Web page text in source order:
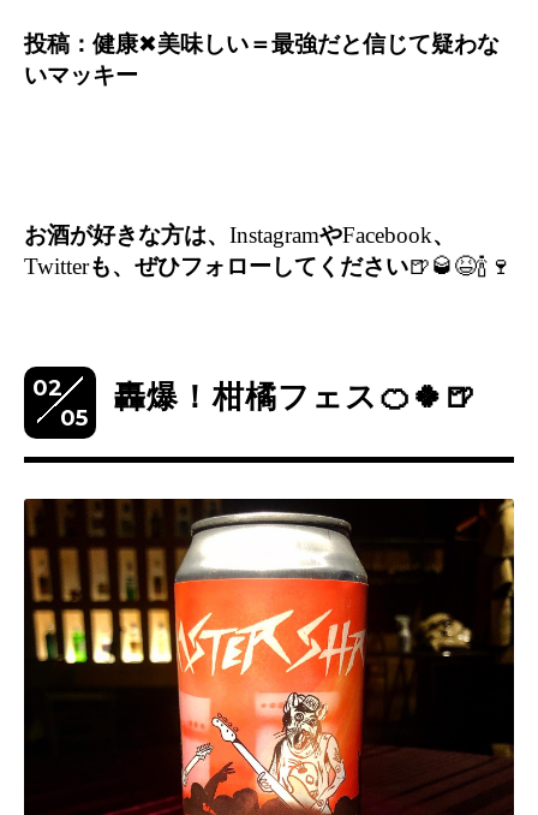
投稿：健康✖︎美味しい＝最強だと信じて疑わな
いマッキー
お酒が好きな方は、 InstagramやFacebook、
Twitterも、ぜひフォローしてください🍺🥃😆🍾🍷
02
05
轟爆！柑橘フェス🍊🍀🍺